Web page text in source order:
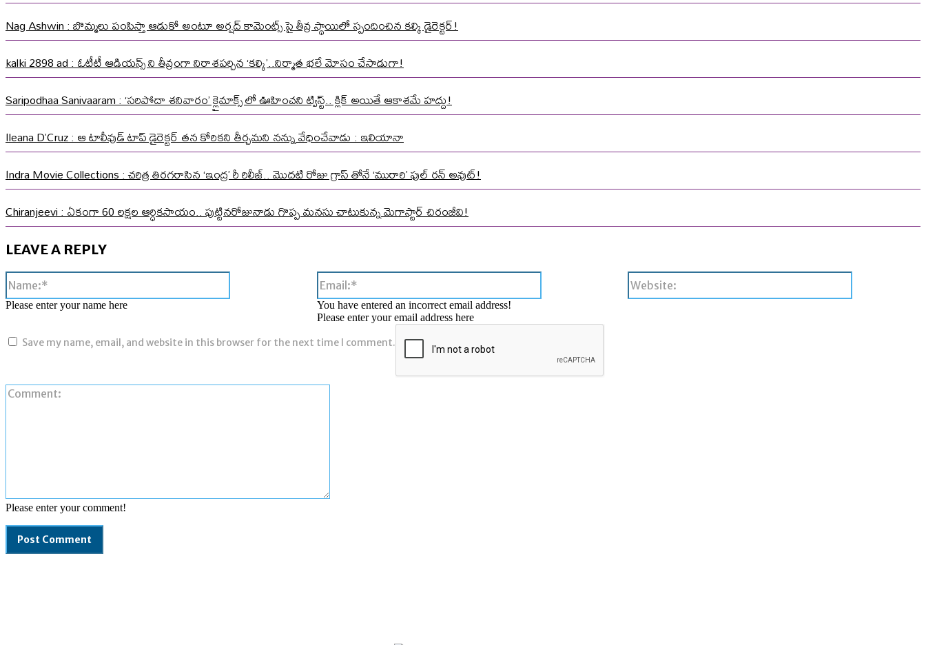
Nag Ashwin : బొమ్మలు పంపిస్తా ఆడుకో అంటూ అర్షద్ కామెంట్స్ పై తీవ్ర స్థాయిలో స్పందించిన కల్కి డైరెక్టర్!
kalki 2898 ad : ఓటీటీ ఆడియన్స్ ని తీవ్రంగా నిరాశపర్చిన ‘కల్కి’..నిర్మాత భలే మోసం చేసాడుగా!
Saripodhaa Sanivaaram : ‘సరిపోదా శనివారం’ క్లైమాక్స్ లో ఊహించని ట్విస్ట్.. క్లిక్ అయితే ఆకాశమే హద్దు!
Ileana D’Cruz : ఆ టాలీవుడ్ టాప్ డైరెక్టర్ తన కోరికని తీర్చమని నన్ను వేధించేవాడు : ఇలియానా
Indra Movie Collections : చరిత్ర తిరగరాసిన ‘ఇంద్ర’ రీ రిలీజ్.. మొదటి రోజు గ్రాస్ తోనే ‘మురారి’ ఫుల్ రన్ అవుట్!
Chiranjeevi : ఏకంగా 60 లక్షల ఆర్ధికసాయం.. పుట్టినరోజునాడు గొప్ప మనసు చాటుకున్న మెగాస్టార్ చిరంజీవి!
LEAVE A REPLY
Please enter your comment!
Please enter your name here
Email:*
You have entered an incorrect email address!
Please enter your email address here
Save my name, email, and website in this browser for the next time I comment.